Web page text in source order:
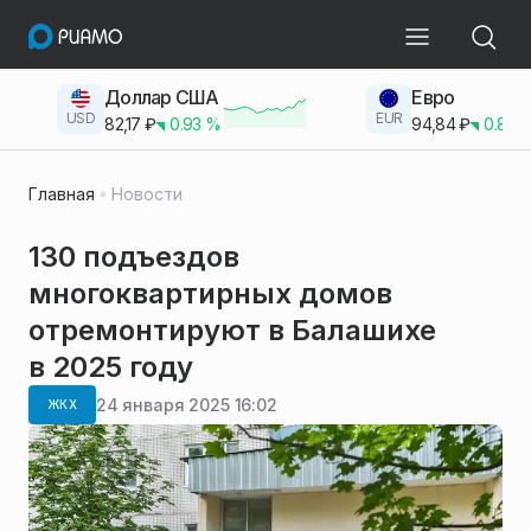
USD
Доллар США
82,17 ₽ 0.93 % EUR
Евро
94,84₽ 0.83
Главная Новости
130 подъездов
многоквартирных домов
отремонтируют в Балашихе
в 2025 году
ЖКХ 24 января 2025 16:02